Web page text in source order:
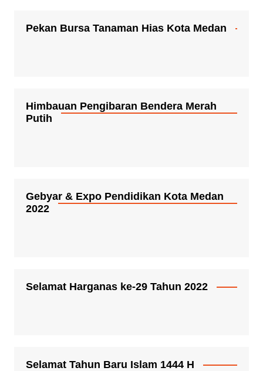
Pekan Bursa Tanaman Hias Kota Medan
Himbauan Pengibaran Bendera Merah
Putih
Gebyar & Expo Pendidikan Kota Medan
2022
Selamat Harganas ke-29 Tahun 2022
Selamat Tahun Baru Islam 1444 H